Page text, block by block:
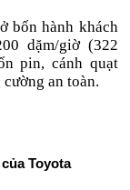
bốn hành khách
dặm/giờ (322
pin, cánh quạt
an toàn.
Toyota